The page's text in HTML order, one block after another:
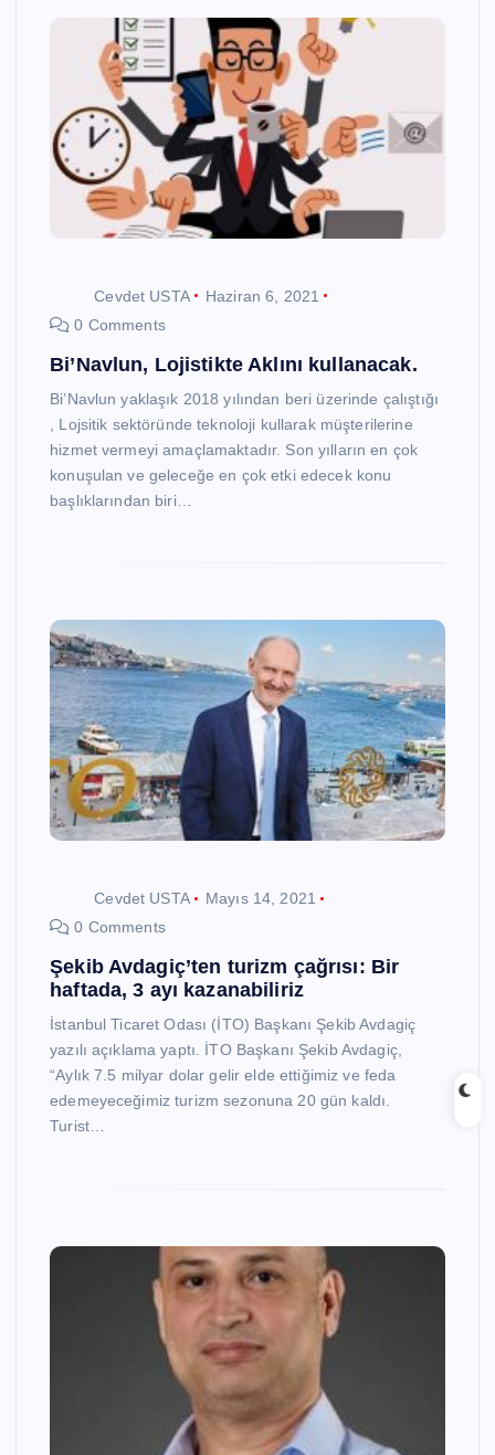
Cevdet USTA
Haziran 6, 2021
0 Comments
Bi’Navlun, Lojistikte Aklını kullanacak.
Bi’Navlun yaklaşık 2018 yılından beri üzerinde çalıştığı
, Lojsitik sektöründe teknoloji kullarak müşterilerine
hizmet vermeyi amaçlamaktadır. Son yılların en çok
konuşulan ve geleceğe en çok etki edecek konu
başlıklarından biri…
Cevdet USTA
Mayıs 14, 2021
0 Comments
Şekib Avdagiç’ten turizm çağrısı: Bir
haftada, 3 ayı kazanabiliriz
İstanbul Ticaret Odası (İTO) Başkanı Şekib Avdagiç
yazılı açıklama yaptı. İTO Başkanı Şekib Avdagiç,
“Aylık 7.5 milyar dolar gelir elde ettiğimiz ve feda
edemeyeceğimiz turizm sezonuna 20 gün kaldı.
Turist…